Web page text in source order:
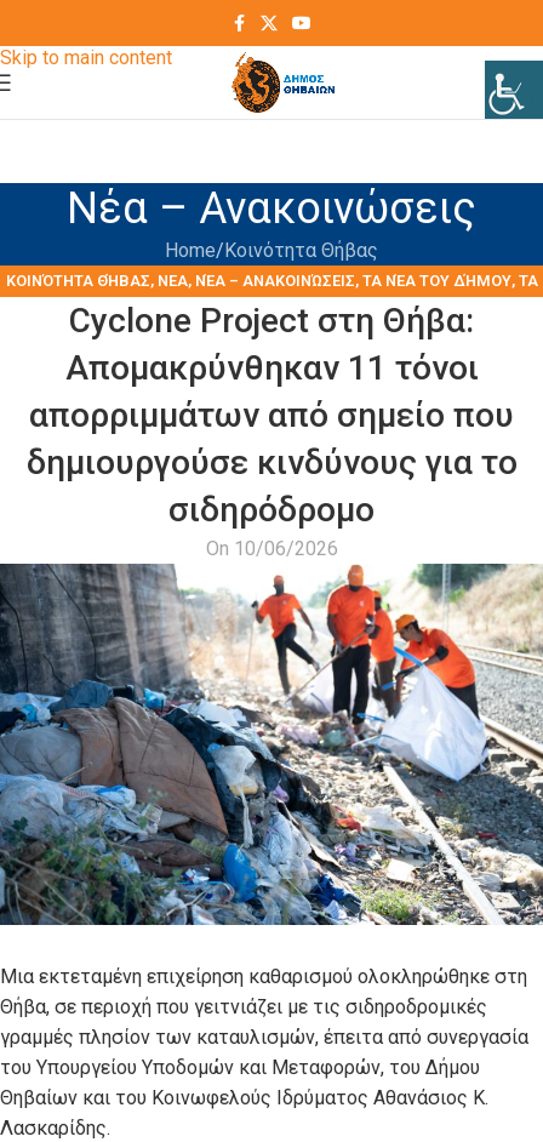
Skip to main content
Νέα – Ανακοινώσεις
Home Kοινότητα Θήβας
KΟΙΝΌΤΗΤΑ ΘΉΒΑΣ, ΝΕΑ, ΝΈΑ – ΑΝΑΚΟΙΝΏΣΕΙΣ, ΤΑ ΝΈΑ ΤΟΥ ΔΉΜΟΥ, ΤΑ
ΝΈΑ ΤΩΝ ΣΥΛΛΌΓΩΝ
Cyclone Project στη Θήβα:
Απομακρύνθηκαν 11 τόνοι
απορριμμάτων από σημείο που
δημιουργούσε κινδύνους για το
σιδηρόδρομο
On 10/06/2026
Μια εκτεταμένη επιχείρηση καθαρισμού ολοκληρώθηκε στη
Θήβα, σε περιοχή που γειτνιάζει με τις σιδηροδρομικές
γραμμές πλησίον των καταυλισμών, έπειτα από συνεργασία
του Υπουργείου Υποδομών και Μεταφορών, του Δήμου
Θηβαίων και του Κοινωφελούς Ιδρύματος Αθανάσιος Κ.
Λασκαρίδης.